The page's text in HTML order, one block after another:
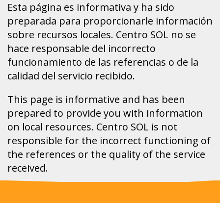
Esta página es informativa y ha sido
preparada para proporcionarle información
sobre recursos locales. Centro SOL no se
hace responsable del incorrecto
funcionamiento de las referencias o de la
calidad del servicio recibido.
This page is informative and has been
prepared to provide you with information
on local resources. Centro SOL is not
responsible for the incorrect functioning of
the references or the quality of the service
received.